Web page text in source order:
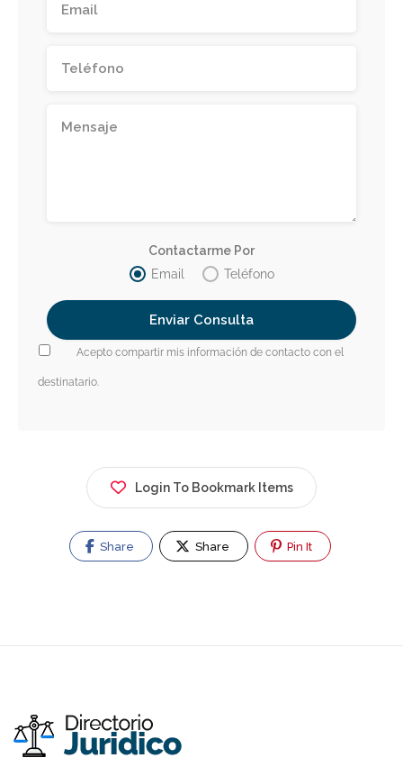
Contactarme Por
Email
Teléfono
Acepto compartir mis información de contacto con el
destinatario.
Login To Bookmark Items
Share Share Pin It